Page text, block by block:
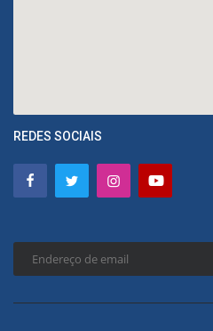
REDES SOCIAIS